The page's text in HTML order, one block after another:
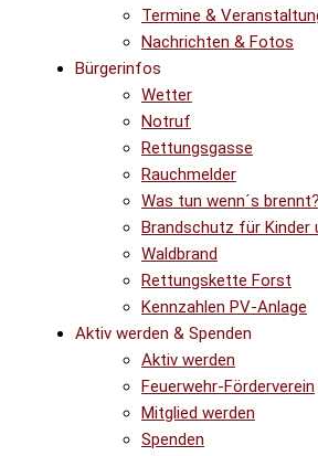
Termine &
Nachrichten & Fotos
Bürgerinfos
Wetter
Notruf
Rettungsgasse
Rauchmelder
Was tun wenn´s brennt?
Brandschutz für Kinder
Waldbrand
Rettungskette Forst
Kennzahlen PV-Anlage
Aktiv werden & Spenden
Aktiv werden
Feuerwehr-Förderverein
Mitglied werden
Spenden